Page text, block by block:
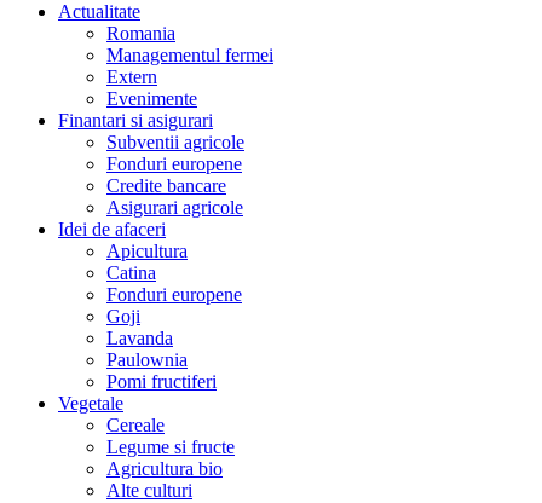
Actualitate
Romania
Managementul fermei
Extern
Evenimente
Finantari si asigurari
Subventii agricole
Fonduri europene
Credite bancare
Asigurari agricole
Idei de afaceri
Apicultura
Catina
Fonduri europene
Goji
Lavanda
Paulownia
Pomi fructiferi
Vegetale
Cereale
Legume si fructe
Agricultura bio
Alte culturi